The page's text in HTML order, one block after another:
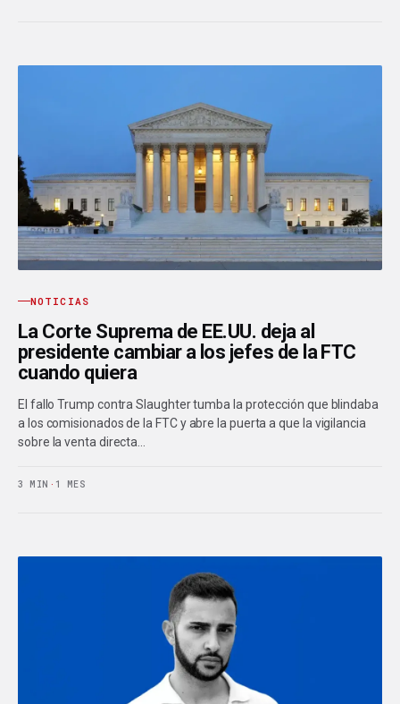
NOTICIAS
La Corte Suprema de EE.UU. deja al
presidente cambiar a los jefes de la FTC
cuando quiera
El fallo Trump contra Slaughter tumba la protección que blindaba
a los comisionados de la FTC y abre la puerta a que la vigilancia
sobre la venta directa…
3 MIN · 1 MES